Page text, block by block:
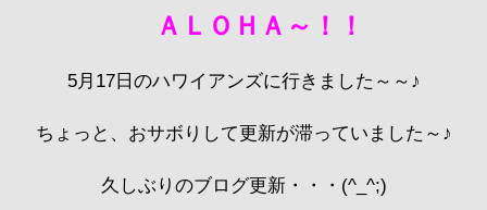
ＡＬＯＨＡ～！！
5月17日のハワイアンズに行きました～～♪
ちょっと、おサボりして更新が滞っていました～♪
久しぶりのブログ更新・・・(^_^;)